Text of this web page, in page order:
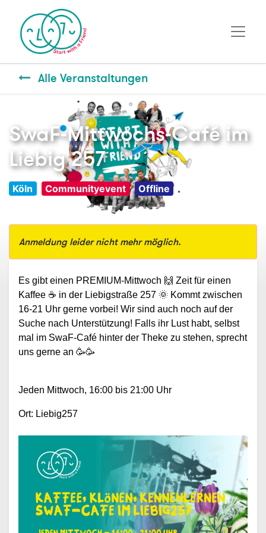
Alle Veranstaltungen
SwaF-Mittwochs-Café im
Liebig 257
Köln Communityevent Offline
Anmeldung leider nicht mehr möglich.
Es gibt einen PREMIUM-Mittwoch 🙌 Zeit für einen
Kaffee ☕ in der Liebigstraße 257 🌞 Kommt zwischen
16-21 Uhr gerne vorbei! Wir sind auch noch auf der
Suche nach Unterstützung! Falls ihr Lust habt, selbst
mal im SwaF-Café hinter der Theke zu stehen, sprecht
uns gerne an 🥳🥳
Jeden Mittwoch, 16:00 bis 21:00 Uhr
Ort: Liebig257